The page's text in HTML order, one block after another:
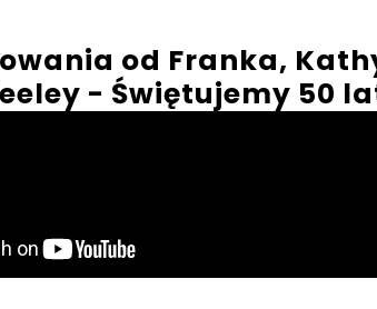
od Franka,
- Świętujemy 50